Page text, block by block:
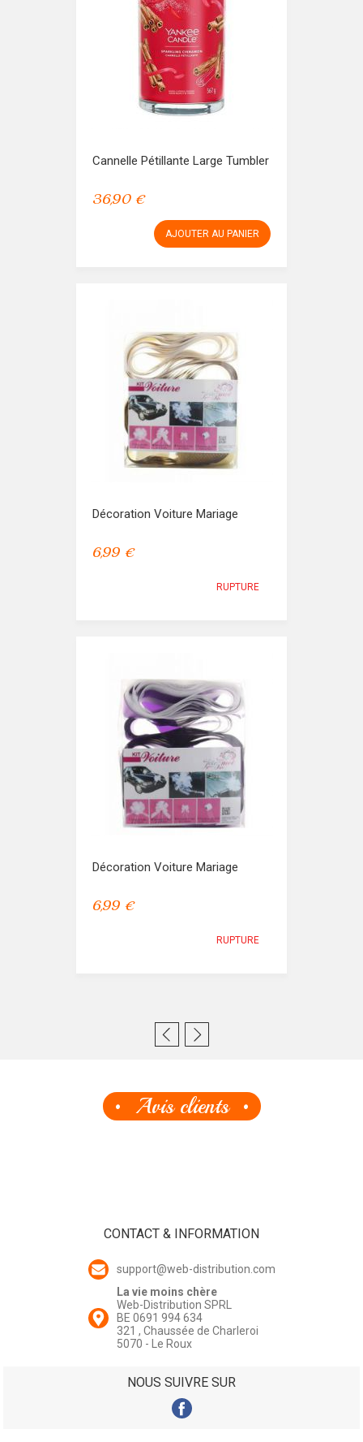
Cannelle Pétillante Large Tumbler
36,90 €
AJOUTER AU PANIER
Décoration Voiture Mariage
6,99 €
RUPTURE
Décoration Voiture Mariage
6,99 €
RUPTURE
Avis clients
CONTACT & INFORMATION
support@web-distribution.com
La vie moins chère
Web-Distribution SPRL
BE 0691 994 634
321 , Chaussée de Charleroi
5070 - Le Roux
NOUS SUIVRE SUR